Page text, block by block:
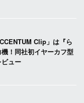
Clip」は『ら
！同社初イヤーカフ型
ュー